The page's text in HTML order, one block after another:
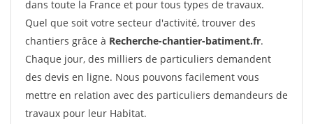
dans toute la France et pour tous types de travaux.
Quel que soit votre secteur d'activité, trouver des
chantiers grâce à Recherche-chantier-batiment.fr.
Chaque jour, des milliers de particuliers demandent
des devis en ligne. Nous pouvons facilement vous
mettre en relation avec des particuliers demandeurs de
travaux pour leur Habitat.